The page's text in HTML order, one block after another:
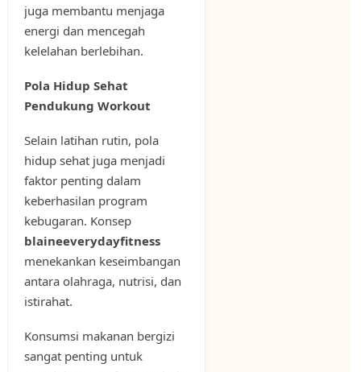
juga membantu menjaga
energi dan mencegah
kelelahan berlebihan.
Pola Hidup Sehat
Pendukung Workout
Selain latihan rutin, pola
hidup sehat juga menjadi
faktor penting dalam
keberhasilan program
kebugaran. Konsep
blaineeverydayfitness
menekankan keseimbangan
antara olahraga, nutrisi, dan
istirahat.
Konsumsi makanan bergizi
sangat penting untuk